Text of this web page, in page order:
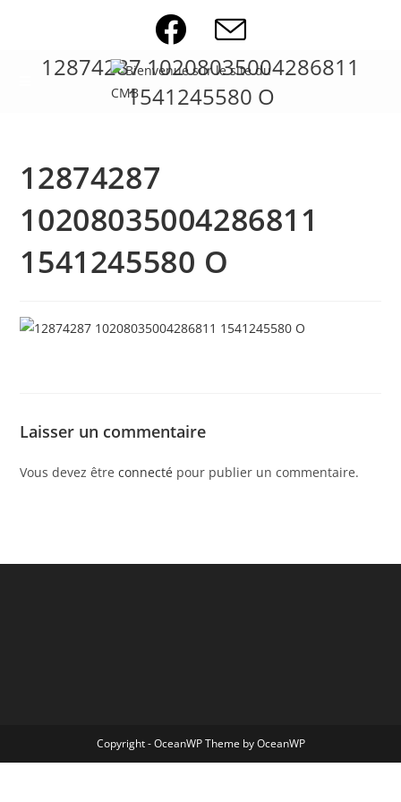
12874287 10208035004286811
1541245580 O
12874287
10208035004286811
1541245580 O
Laisser un commentaire
Vous devez êtreconnecté pour publier un commentaire.
Copyright - OceanWP Theme by OceanWP